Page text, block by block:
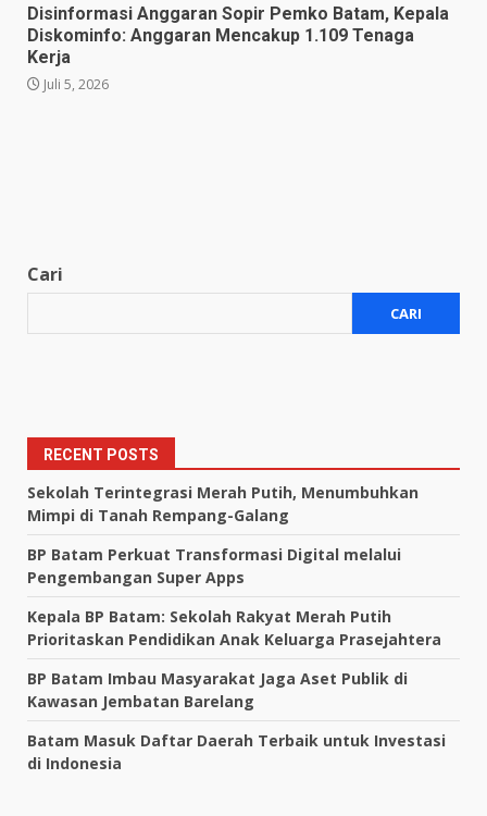
Disinformasi Anggaran Sopir Pemko Batam, Kepala
Diskominfo: Anggaran Mencakup 1.109 Tenaga
Kerja
Juli 5, 2026
Cari
CARI
RECENT POSTS
Sekolah Terintegrasi Merah Putih, Menumbuhkan
Mimpi di Tanah Rempang-Galang
BP Batam Perkuat Transformasi Digital melalui
Pengembangan Super Apps
Kepala BP Batam: Sekolah Rakyat Merah Putih
Prioritaskan Pendidikan Anak Keluarga Prasejahtera
BP Batam Imbau Masyarakat Jaga Aset Publik di
Kawasan Jembatan Barelang
Batam Masuk Daftar Daerah Terbaik untuk Investasi
di Indonesia